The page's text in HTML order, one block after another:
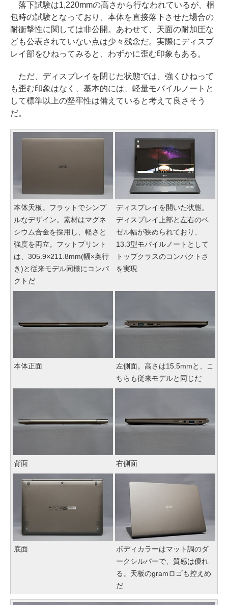
落下試験は1,220mmの高さから行なわれているが、梱
包時の試験となっており、本体を直接落下させた場合の
耐衝撃性に関しては非公開。あわせて、天面の耐加圧な
ども公表されていない点は少々残念だ。実際にディスプ
レイ部をひねってみると、わずかに歪む印象もある。
ただ、ディスプレイを閉じた状態では、強くひねって
も歪む印象はなく、基本的には、軽量モバイルノートと
して標準以上の堅牢性は備えていると考えて良さそう
だ。
本体天板。フラットでシンプ
ルなデザイン。素材はマグネ
シウム合金を採用し、軽さと
強度を両立。フットプリント
は、305.9×211.8mm(幅×奥行
き)と従来モデル同様にコンパ
クトだ
ディスプレイを開いた状態。
ディスプレイ上部と左右のベ
ゼル幅が狭められており、
13.3型モバイルノートとして
トップクラスのコンパクトさ
を実現
本体正面
左側面。高さは15.5mmと、こ
ちらも従来モデルと同じだ
背面 右側面
底面
ボディカラーはマット調のダ
ークシルバーで、質感は優れ
る。天板のgramロゴも控えめ
だ